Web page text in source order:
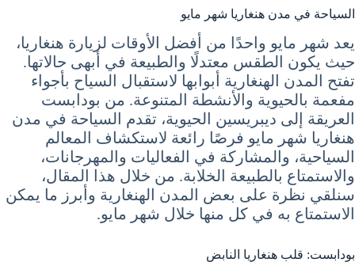
السياحة في مدن هنغاريا شهر مايو
يعد شهر مايو واحدًا من أفضل الأوقات لزيارة هنغاريا،
حيث يكون الطقس معتدلًا والطبيعة في أبهى حالاتها.
تفتح المدن الهنغارية أبوابها لاستقبال السياح بأجواء
مفعمة بالحيوية والأنشطة المتنوعة. من بودابست
العريقة إلى ديبريسين الحيوية، تقدم السياحة في مدن
هنغاريا شهر مايو فرصًا رائعة لاستكشاف المعالم
السياحية، والمشاركة في الفعاليات والمهرجانات،
والاستمتاع بالطبيعة الخلابة. من خلال هذا المقال،
سنلقي نظرة على بعض المدن الهنغارية وأبرز ما يمكن
الاستمتاع به في كل منها خلال شهر مايو.
بودابست: قلب هنغاريا النابض